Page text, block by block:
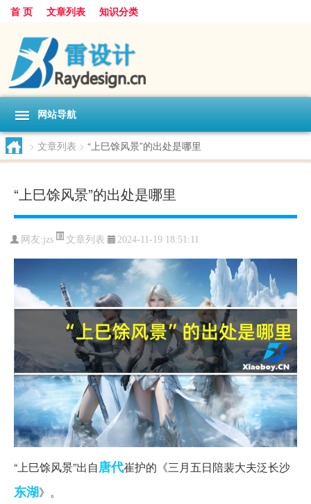
首 页 文章列表 知识分类
网站导航
> 文章列表 > “上巳馀风景”的出处是哪里
“上巳馀风景”的出处是哪里
网友:jzs 文章列表 2024-11-19 18:51:11
“上巳馀风景”出自唐代崔护的《三月五日陪裴大夫泛长沙
东湖》。